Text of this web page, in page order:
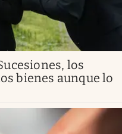
los
bienes aunque lo